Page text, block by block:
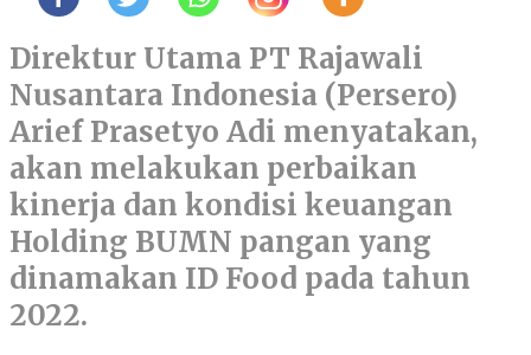
Direktur Utama PT Rajawali
Nusantara Indonesia (Persero)
Arief Prasetyo Adi menyatakan,
akan melakukan perbaikan
kinerja dan kondisi keuangan
Holding BUMN pangan yang
dinamakan ID Food pada tahun
2022.